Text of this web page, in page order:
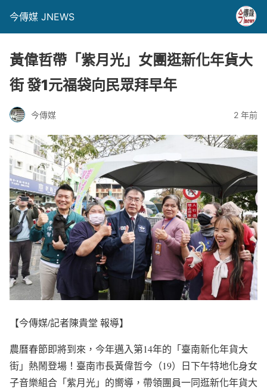
今傳媒 JNEWS
黃偉哲帶「紫月光」女團逛新化年貨大
街 發1元福袋向民眾拜早年
今傳媒 2 年前
【今傳媒/記者陳貴堂 報導】
農曆春節即將到來，今年邁入第14年的「臺南新化年貨大
街」熱鬧登場！臺南市長黃偉哲今（19）日下午特地化身女
子音樂組合「紫月光」的嚮導，帶領團員一同逛新化年貨大